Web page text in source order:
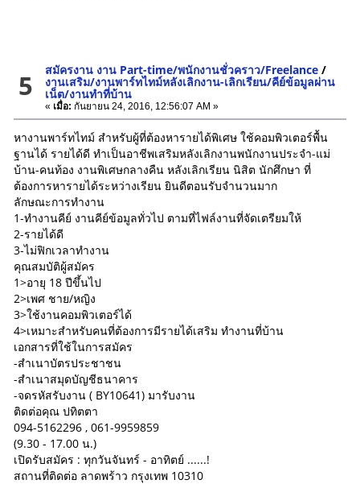
5 สมัครงาน งาน Part-time/พนักงานชั่วคราว/Freelance /
งานเสริม/งานพาร์ทไทม์หลังเลิกงาน-เลิกเรียน/คีย์ข้อมูลผ่าน
เน็ต/งานทำที่บ้าน
« เมื่อ: กันยายน 24, 2016, 12:56:07 AM »
หางานพาร์ทไทม์ สำหรับผู้ที่ต้องหารายได้พิเศษ ใช้คอมพิวเตอร์พื้น
ฐานได้ รายได้ดี ทำเป็นอาชีพเสริมหลังเลิกงานพนักงานประจำ-แม่
บ้าน-คนท้อง งานพิเศษกลางคืน หลังเลิกเรียน นิสิต นักศึกษา ที่
ต้องการหารายได้ระหว่างเรียน ยินดีตอนรับจำนวนมาก
ลักษณะการทำงาน
1-ทำงานคีย์ งานคีย์ข้อมูลทั่วไป ตามที่ไฟล์งานที่จัดเตรียมให้
2-รายได้ดี
3-ไม่ฟิกเวลาทำงาน
คุณสมบัติผู้สมัคร
1>อายุ 18 ปีขึ้นไป
2>เพศ ชาย/หญิง
3>ใช้งานคอมพิวเตอร์ได้
4>เหมาะสำหรับคนที่ต้องการมีรายได้เสริม ทำงานที่บ้าน
เอกสารที่ใช้ในการสมัคร
-สำเนาบัตรประชาชน
-สำเนาสมุดบัญชีธนาคาร
-จดรหัสรับงาน ( BY10641) มารับงาน
ติดต่อคุณ ปทิตตา
094-5162296 , 061-9959859
(9.30 - 17.00 น.)
เปิดรับสมัคร : ทุกวันจันทร์ - อาทิตย์ ......!
สถานที่ติดต่อ ลาดพร้าว กรุงเทพ 10310